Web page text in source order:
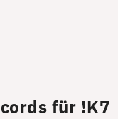
für !K7